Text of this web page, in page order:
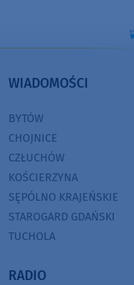
WIADOMOŚCI
BYTÓW
CHOJNICE
CZŁUCHÓW
KOŚCIERZYNA
SĘPÓLNO KRAJEŃSKIE
STAROGARD GDAŃSKI
TUCHOLA
RADIO